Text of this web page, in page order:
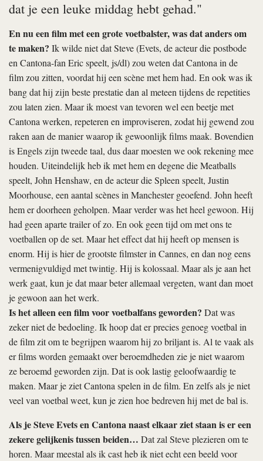
dat je een leuke middag hebt gehad."
En nu een film met een grote voetbalster, was dat anders om
te maken? Ik wilde niet dat Steve (Evets, de acteur die postbode
en Cantona-fan Eric speelt, js/dl) zou weten dat Cantona in de
film zou zitten, voordat hij een scène met hem had. En ook was ik
bang dat hij zijn beste prestatie dan al meteen tijdens de repetities
zou laten zien. Maar ik moest van tevoren wel een beetje met
Cantona werken, repeteren en improviseren, zodat hij gewend zou
raken aan de manier waarop ik gewoonlijk films maak. Bovendien
is Engels zijn tweede taal, dus daar moesten we ook rekening mee
houden. Uiteindelijk heb ik met hem en degene die Meatballs
speelt, John Henshaw, en de acteur die Spleen speelt, Justin
Moorhouse, een aantal scènes in Manchester geoefend. John heeft
hem er doorheen geholpen. Maar verder was het heel gewoon. Hij
had geen aparte trailer of zo. En ook geen tijd om met ons te
voetballen op de set. Maar het effect dat hij heeft op mensen is
enorm. Hij is hier de grootste filmster in Cannes, en dan nog eens
vermenigvuldigd met twintig. Hij is kolossaal. Maar als je aan het
werk gaat, kun je dat maar beter allemaal vergeten, want dan moet
je gewoon aan het werk.
Is het alleen een film voor voetbalfans geworden? Dat was
zeker niet de bedoeling. Ik hoop dat er precies genoeg voetbal in
de film zit om te begrijpen waarom hij zo briljant is. Al te vaak als
er films worden gemaakt over beroemdheden zie je niet waarom
ze beroemd geworden zijn. Dat is ook lastig geloofwaardig te
maken. Maar je ziet Cantona spelen in de film. En zelfs als je niet
veel van voetbal weet, kun je zien hoe bedreven hij met de bal is.
Als je Steve Evets en Cantona naast elkaar ziet staan is er een
zekere gelijkenis tussen beiden… Dat zal Steve plezieren om te
horen. Maar meestal als ik cast heb ik niet echt een beeld voor